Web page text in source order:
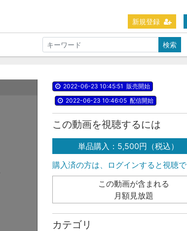
新規登録
検索
2022-06-23 10:45:51 販売開始
2022-06-23 10:46:05 配信開始
この動画を視聴するには
単品購入：5,500円（税込）
購入済の方は、ログインすると視聴
この動画が含まれる
月額見放題
カテゴリ